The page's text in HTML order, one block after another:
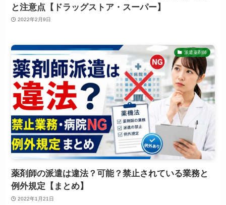
と注意点【ドラッグストア・スーパー】
2022年2月9日
派遣薬剤師
薬剤師の派遣は違法？可能？禁止されている業務と
例外規定【まとめ】
2022年1月21日